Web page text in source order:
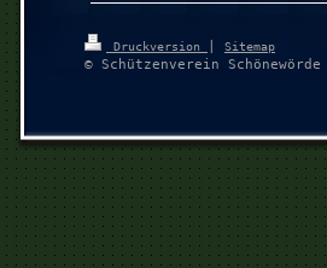
Druckversion Sitemap
© Schützenverein Schönewörde